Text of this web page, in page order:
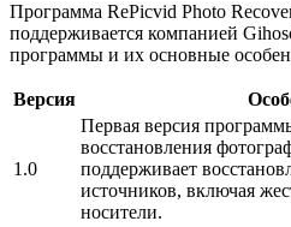
Программа RePicvid Photo
поддерживается компанией
программы и их основные
Версия
1.0
Первая версия
восстановления
поддерживает
источников, включая
носители.